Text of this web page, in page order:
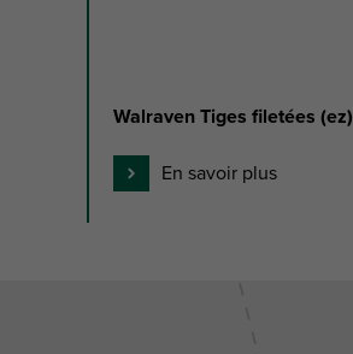
Walraven Tiges filetées (ez)
En savoir plus